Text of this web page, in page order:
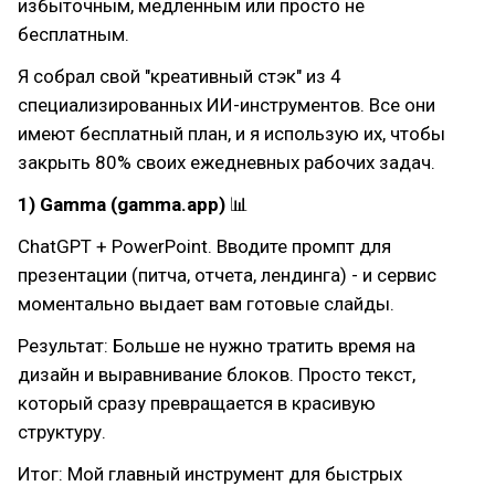
избыточным, медленным или просто не
бесплатным.
Я собрал свой "креативный стэк" из 4
специализированных ИИ-инструментов. Все они
имеют бесплатный план, и я использую их, чтобы
закрыть 80% своих ежедневных рабочих задач.
1) Gamma (gamma.app) 📊
ChatGPT + PowerPoint. Вводите промпт для
презентации (питча, отчета, лендинга) - и сервис
моментально выдает вам готовые слайды.
Результат: Больше не нужно тратить время на
дизайн и выравнивание блоков. Просто текст,
который сразу превращается в красивую
структуру.
Итог: Мой главный инструмент для быстрых